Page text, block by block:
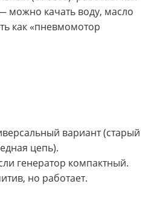
можно качать воду, масло
как «пневмомотор
вариант (старый
цепь).
генератор компактный.
но работает.